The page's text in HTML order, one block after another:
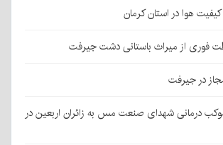
هوا در استان کرمان
فوری از میراث باستانی دشت جیرفت
در جیرفت
درمانی شهدای صنعت مس به زائران اربعین در